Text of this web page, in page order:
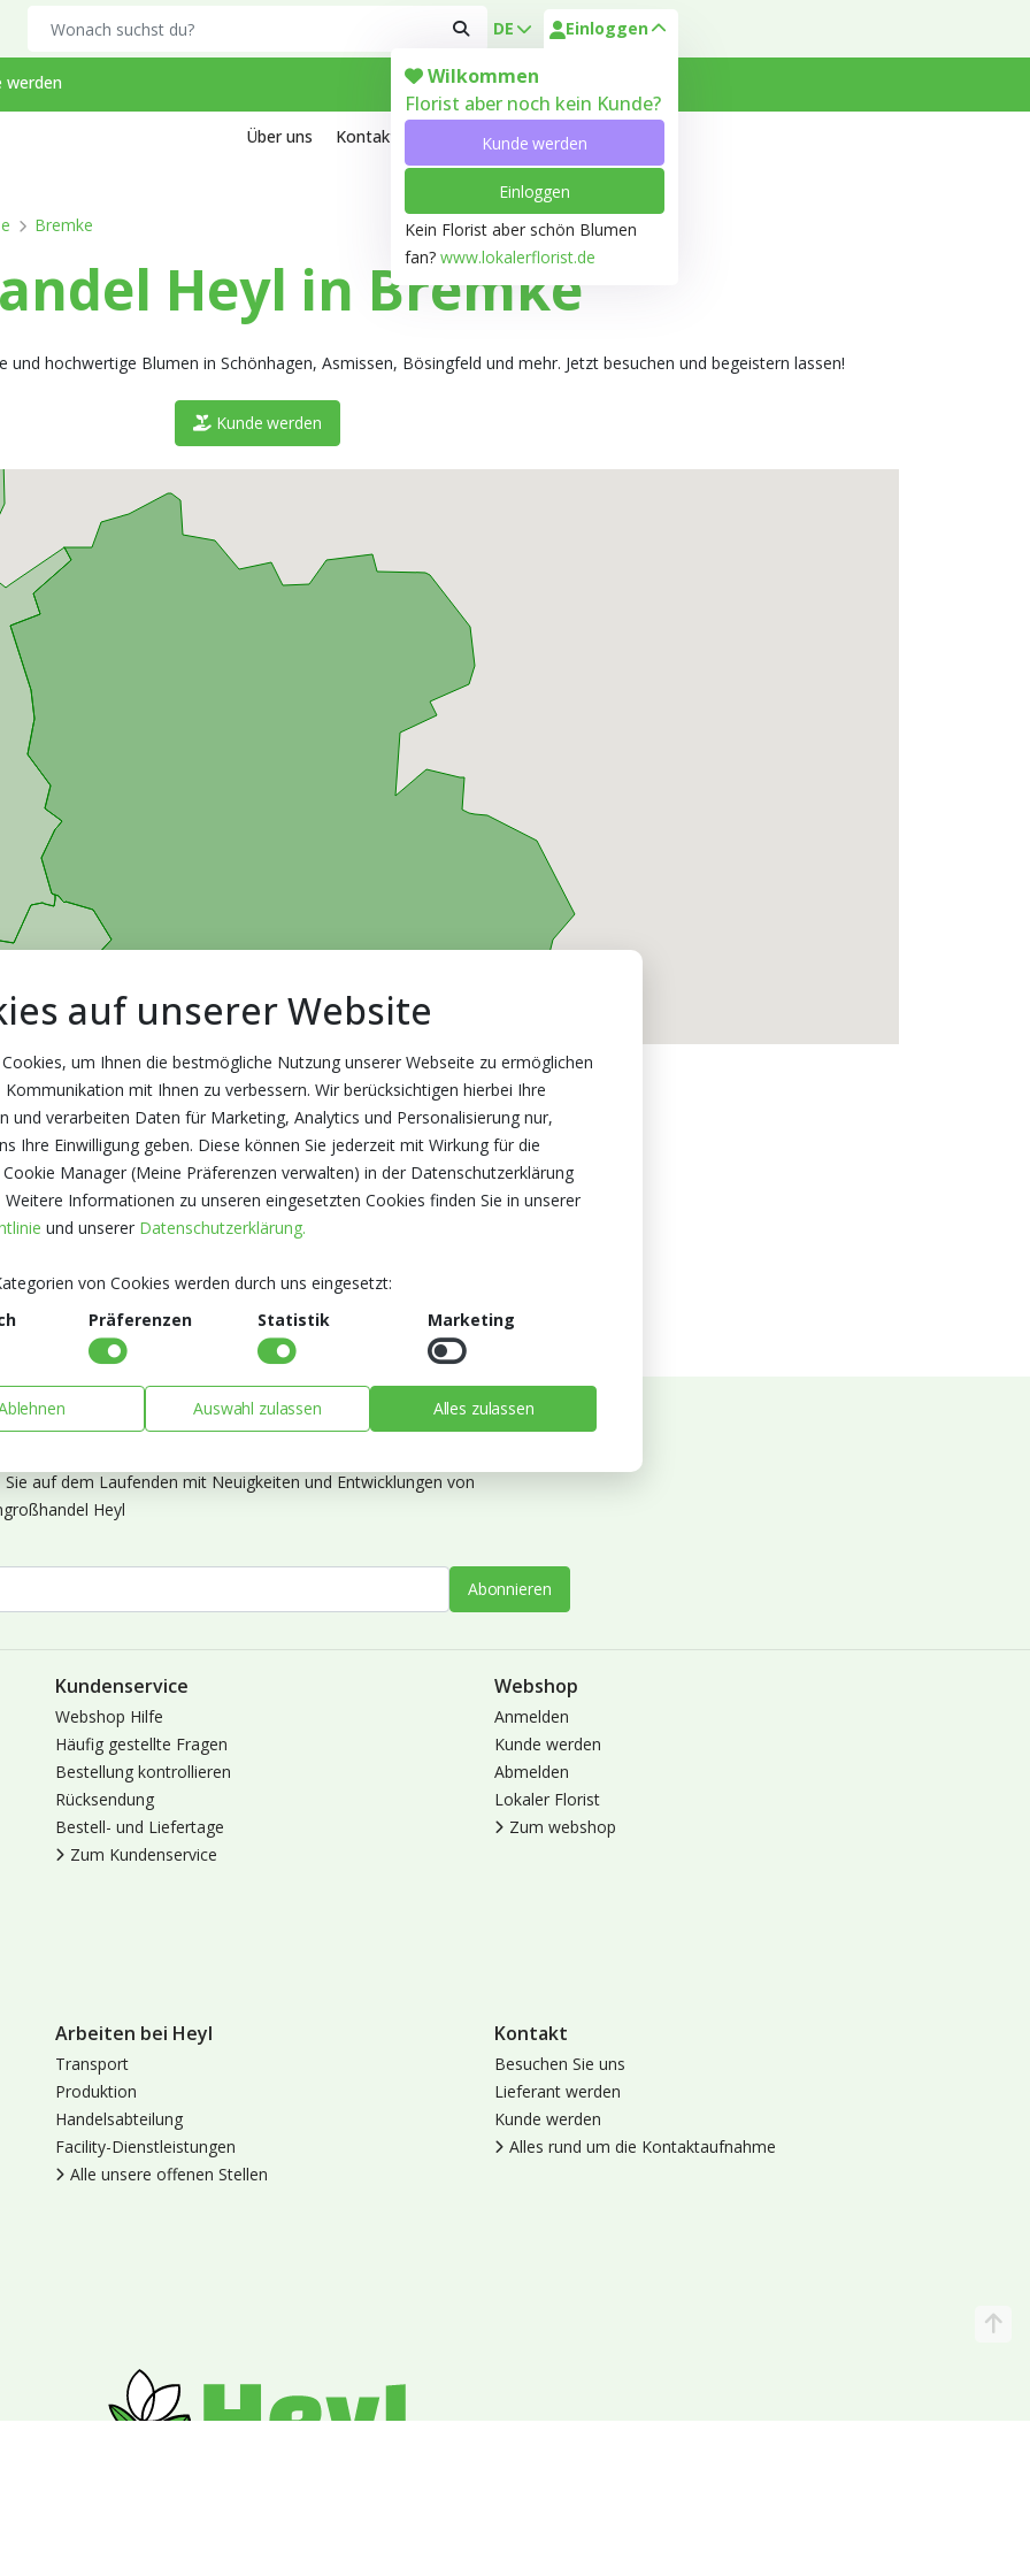
DE Einloggen
Wilkommen
Florist aber noch kein Kunde?
Kunde werden
Einloggen
Kein Florist aber schön Blumen
fan? www.lokalerflorist.de
werden
Über uns Kontakt Arbeiten bei Heyl Kundenservice
Bremke
Heyl in Bremke
hochwertige Blumen in Schönhagen, Asmissen, Bösingfeld und mehr. Jetzt besuchen und begeistern lassen!
Kunde werden
Sie unseren Newsletter
Sie auf dem Laufenden mit Neuigkeiten und Entwicklungen von
Heyl
Abonnieren
Kundenservice
Webshop Hilfe
Häufig gestellte Fragen
Bestellung kontrollieren
Rücksendung
Bestell- und Liefertage
Zum Kundenservice
Webshop
Anmelden
Kunde werden
Abmelden
Lokaler Florist
Zum webshop
Arbeiten bei Heyl
Transport
Produktion
Handelsabteilung
Facility-Dienstleistungen
Alle unsere offenen Stellen
Kontakt
Besuchen Sie uns
Lieferant werden
Kunde werden
Alles rund um die Kontaktaufnahme
auf unserer Website
um Ihnen die bestmögliche Nutzung unserer Webseite zu ermöglichen
Kommunikation mit Ihnen zu verbessern. Wir berücksichtigen hierbei Ihre
und verarbeiten Daten für Marketing, Analytics und Personalisierung nur,
Ihre Einwilligung geben. Diese können Sie jederzeit mit Wirkung für die
Manager (Meine Präferenzen verwalten) in der Datenschutzerklärung
Weitere Informationen zu unseren eingesetzten Cookies finden Sie in unserer
und unserer Datenschutzerklärung.
von Cookies werden durch uns eingesetzt:
Präferenzen Statistik Marketing
Auswahl zulassen Alles zulassen